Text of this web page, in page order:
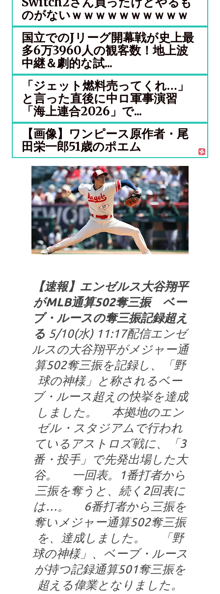
のがないｗｗｗｗｗｗｗｗｗｗ
国立でのJリーグ開幕戦が史上最
多6万3960人の観客数！地上波
中継＆劇的な試...
「ジェット燃料売ってくれ…」
と言った直後に中ロ軍事演習
「海上連合2026」で...
【画像】ワンピース原作者・尾
田栄一郎51歳のポエム
【速報】エンゼルス大谷翔平
がMLB通算502奪三振 ベー
ブ・ルースの奪三振記録超え
る 5/10(水) 11:17配信エンゼ
ルスの大谷翔平がメジャー通
算502奪三振を記録し、「野
球の神様」と称されるベー
ブ・ルース超えの快挙を達成
しました。 本拠地のエン
ゼル・スタジアムで行われ
ているアストロズ戦に、「3
番・投手」で先発出場した大
谷。 一回表。1番打者から
三振を奪うと、続く2回表に
は…。 6番打者から三振を
奪いメジャー通算502奪三振
を、達成しました。 「野
球の神様」、ベーブ・ルース
が持つ記録通算501奪三振を
超える偉業となりました。